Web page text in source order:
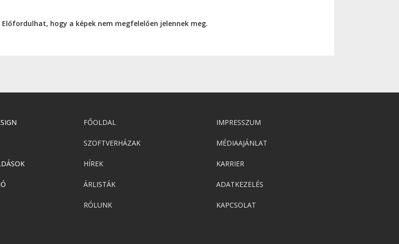
hogy a képek nem megfelelően jelennek meg.
FŐOLDAL
SZOFTVERHÁZAK
HÍREK
ÁRLISTÁK
RÓLUNK
IMPRESSZUM
MÉDIAAJÁNLAT
KARRIER
ADATKEZELÉS
KAPCSOLAT